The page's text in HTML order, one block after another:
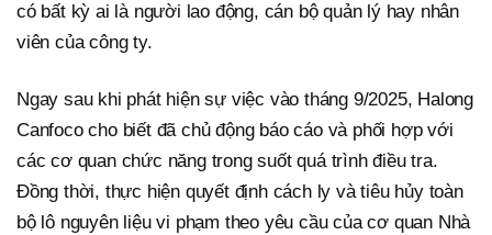
có bất kỳ ai là người lao động, cán bộ quản lý hay nhân
viên của công ty.
Ngay sau khi phát hiện sự việc vào tháng 9/2025, Halong
Canfoco cho biết đã chủ động báo cáo và phối hợp với
các cơ quan chức năng trong suốt quá trình điều tra.
Đồng thời, thực hiện quyết định cách ly và tiêu hủy toàn
bộ lô nguyên liệu vi phạm theo yêu cầu của cơ quan Nhà